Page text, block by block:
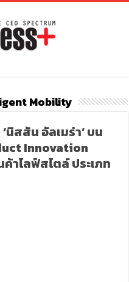
Mobility
สสัน อัลเมร่า’ บน
Innovation
าไลฟ์สไตล์ ประเภท